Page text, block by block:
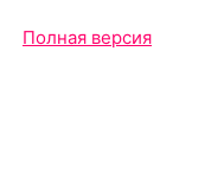
Полная версия